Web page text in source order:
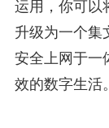
运用，你可以
升级为一个集
安全上网于一
效的数字生活。